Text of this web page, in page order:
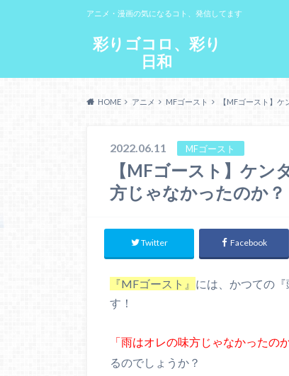
彩りゴコロ、彩り
日和
アニメ・漫画の気になるコト、発信してます
HOME アニメ MFゴースト 【MFゴースト】
2022.06.11 MFゴースト
【MFゴースト】ケ
方じゃなかったのか？
Twitter Facebook
『MFゴースト』 には、かつての
す！
「雨はオレの味方じゃなかったのか
るのでしょうか？